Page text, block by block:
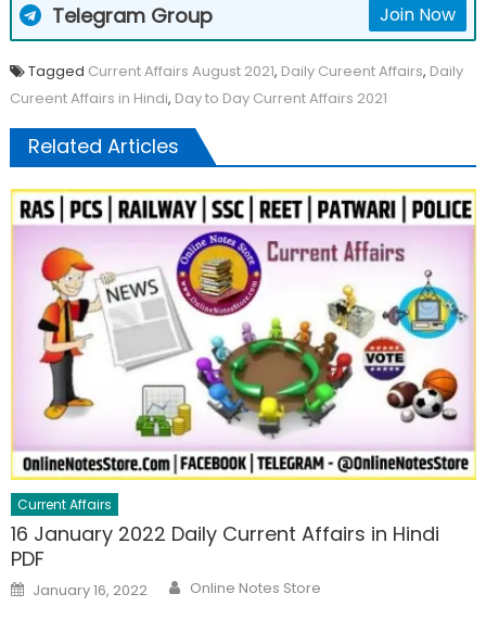
Telegram Group Join Now
Tagged Current Affairs August 2021, Daily Cureent Affairs, Daily
Cureent Affairs in Hindi, Day to Day Current Affairs 2021
Related Articles
Current Affairs
16 January 2022 Daily Current Affairs in Hindi
PDF
January 16, 2022 Online Notes Store